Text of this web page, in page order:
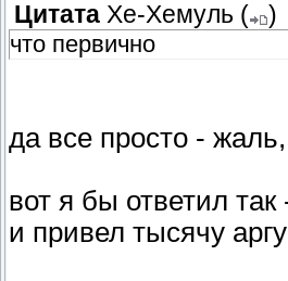
Цитата Хе-Хемуль (
)
что первично
да все просто -
вот я бы ответил
и привел тысячу